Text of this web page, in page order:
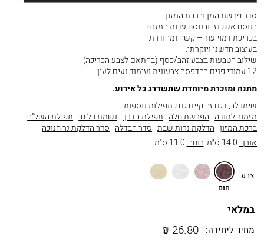
סדר פרשת המן וברכת המזון
בנוסח אשכנזי ובנוסח עדות המזרח
בכריכת דמוי עור – קשה ומהודרת
בעיצוב חדשני ויוקרתי.
שילוב הטבעות בצבע זהב/כסף (בהתאם לצבע הכריכה).
12 עמודי פנים בהדפסה צבעונית ועימוד נעים לעין.
מתנה ומזכרת מיוחדת שתשדרג כל אירוע.
שימו לב, דגם זה קיים גם כתפילות נוספות:
מזמור לתודה הפרשת חלה תפילת הדרך נשמת כל חי תפילת השל"ה
ברכת המזון הדלקת נרות שבת סדר הבדלה סדר הדלקת נר חנוכה
אורך: 14.0 ס״מ רוחב: 11.0 ס״מ
צבע:
חום
חום
כספסףלבן שמנת
במלאי
מחיר ליחידה: 26.80
₪